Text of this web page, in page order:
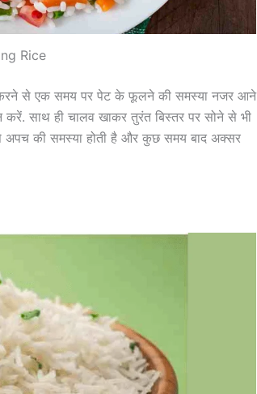
Rice
करने से एक समय पर पेट के फूलने की समस्या नजर आने
साथ ही चालव खाकर तुरंत बिस्तर पर सोने से भी
अपच की समस्या होती है और कुछ समय बाद अक्सर